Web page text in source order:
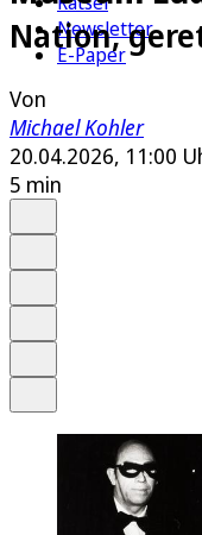
Newsletter
E-Paper
Nation,
Von
Michael Kohler
20.04.2026, 11:00
5 min